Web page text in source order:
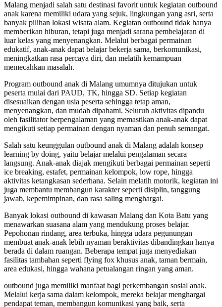
Malang menjadi salah satu destinasi favorit untuk kegiatan outbound
anak karena memiliki udara yang sejuk, lingkungan yang asri, serta
banyak pilihan lokasi wisata alam. Kegiatan outbound tidak hanya
memberikan hiburan, tetapi juga menjadi sarana pembelajaran di
luar kelas yang menyenangkan. Melalui berbagai permainan
edukatif, anak-anak dapat belajar bekerja sama, berkomunikasi,
meningkatkan rasa percaya diri, dan melatih kemampuan
memecahkan masalah.
Program outbound anak di Malang umumnya ditujukan untuk
peserta mulai dari PAUD, TK, hingga SD. Setiap kegiatan
disesuaikan dengan usia peserta sehingga tetap aman,
menyenangkan, dan mudah dipahami. Seluruh aktivitas dipandu
oleh fasilitator berpengalaman yang memastikan anak-anak dapat
mengikuti setiap permainan dengan nyaman dan penuh semangat.
Salah satu keunggulan outbound anak di Malang adalah konsep
learning by doing, yaitu belajar melalui pengalaman secara
langsung. Anak-anak diajak mengikuti berbagai permainan seperti
ice breaking, estafet, permainan kelompok, low rope, hingga
aktivitas ketangkasan sederhana. Selain melatih motorik, kegiatan ini
juga membantu membangun karakter seperti disiplin, tanggung
jawab, kepemimpinan, dan rasa saling menghargai.
Banyak lokasi outbound di kawasan Malang dan Kota Batu yang
menawarkan suasana alam yang mendukung proses belajar.
Pepohonan rindang, area terbuka, hingga udara pegunungan
membuat anak-anak lebih nyaman beraktivitas dibandingkan hanya
berada di dalam ruangan. Beberapa tempat juga menyediakan
fasilitas tambahan seperti flying fox khusus anak, taman bermain,
area edukasi, hingga wahana petualangan ringan yang aman.
outbound juga memiliki manfaat bagi perkembangan sosial anak.
Melalui kerja sama dalam kelompok, mereka belajar menghargai
pendapat teman, membangun komunikasi yang baik, serta